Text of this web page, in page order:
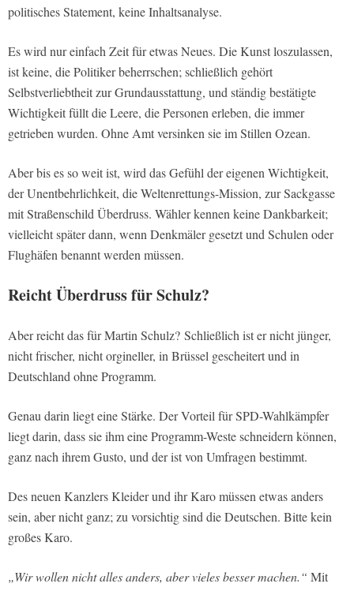
politisches Statement, keine Inhaltsanalyse.
Es wird nur einfach Zeit für etwas Neues. Die Kunst loszulassen,
ist keine, die Politiker beherrschen; schließlich gehört
Selbstverliebtheit zur Grundausstattung, und ständig bestätigte
Wichtigkeit füllt die Leere, die Personen erleben, die immer
getrieben wurden. Ohne Amt versinken sie im Stillen Ozean.
Aber bis es so weit ist, wird das Gefühl der eigenen Wichtigkeit,
der Unentbehrlichkeit, die Weltenrettungs-Mission, zur Sackgasse
mit Straßenschild Überdruss. Wähler kennen keine Dankbarkeit;
vielleicht später dann, wenn Denkmäler gesetzt und Schulen oder
Flughäfen benannt werden müssen.
Reicht Überdruss für Schulz?
Aber reicht das für Martin Schulz? Schließlich ist er nicht jünger,
nicht frischer, nicht orgineller, in Brüssel gescheitert und in
Deutschland ohne Programm.
Genau darin liegt eine Stärke. Der Vorteil für SPD-Wahlkämpfer
liegt darin, dass sie ihm eine Programm-Weste schneidern können,
ganz nach ihrem Gusto, und der ist von Umfragen bestimmt.
Des neuen Kanzlers Kleider und ihr Karo müssen etwas anders
sein, aber nicht ganz; zu vorsichtig sind die Deutschen. Bitte kein
großes Karo.
„Wir wollen nicht alles anders, aber vieles besser machen.“ Mit